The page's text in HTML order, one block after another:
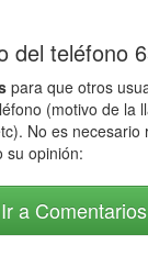
del teléfono
para que otros
(motivo de la
No es
su opinión:
Ir a Comentarios